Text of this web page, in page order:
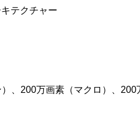
テクチャー
、200万画素（マクロ）、200